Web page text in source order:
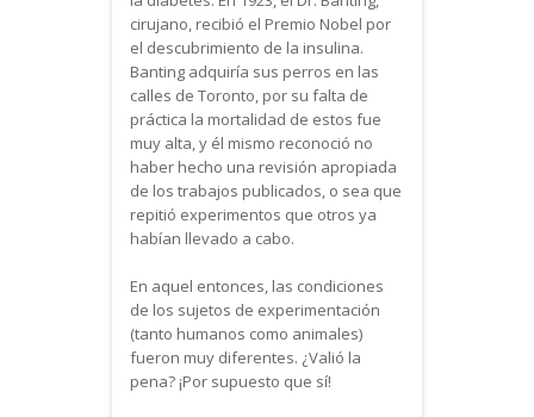
cirujano, recibió el Premio Nobel por
el descubrimiento de la insulina.
Banting adquiría sus perros en las
calles de Toronto, por su falta de
práctica la mortalidad de estos fue
muy alta, y él mismo reconoció no
haber hecho una revisión apropiada
de los trabajos publicados, o sea que
repitió experimentos que otros ya
habían llevado a cabo.
En aquel entonces, las condiciones
de los sujetos de experimentación
(tanto humanos como animales)
fueron muy diferentes. ¿Valió la
pena? ¡Por supuesto que sí!